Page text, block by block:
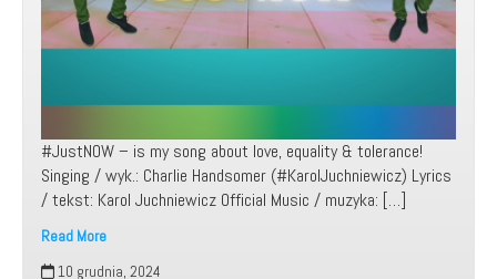
#JustNOW – is my song about love, equality & tolerance!
Singing / wyk.: Charlie Handsomer (#KarolJuchniewicz) Lyrics
/ tekst: Karol Juchniewicz Official Music / muzyka: […]
Read More
10 grudnia, 2024